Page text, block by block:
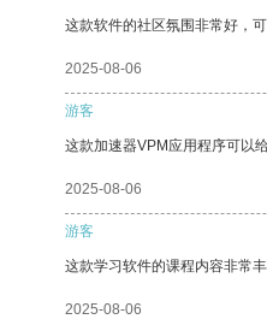
这款软件的社区氛围非常好，
2025-08-06
游客
这款加速器VPM应用程序可以
2025-08-06
游客
这款学习软件的课程内容非常
2025-08-06